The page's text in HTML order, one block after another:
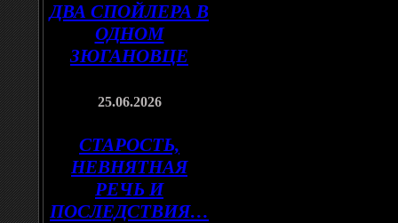
ДВА СПОЙЛЕРА В
ОДНОМ
ЗЮГАНОВЦЕ
25.06.2026
СТАРОСТЬ,
НЕВНЯТНАЯ
РЕЧЬ И
ПОСЛЕДСТВИЯ…